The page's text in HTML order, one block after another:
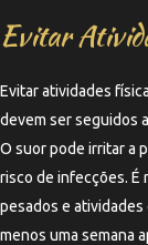
Evitar
Evitar atividades
devem ser seguidos
O suor pode irritar a
risco de infecções. É
pesados e
menos uma semana